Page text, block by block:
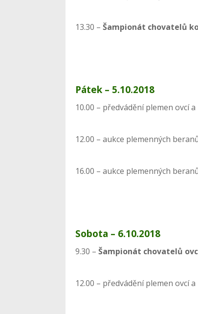
13.30 –Šampionát chovatelů
Pátek – 5.10.2018
10.00 – předvádění plemen ovcí a
12.00 – aukce plemenných
16.00 – aukce plemenných
Sobota – 6.10.2018
9.30 – Šampionát chovatelů
12.00 – předvádění plemen ovcí